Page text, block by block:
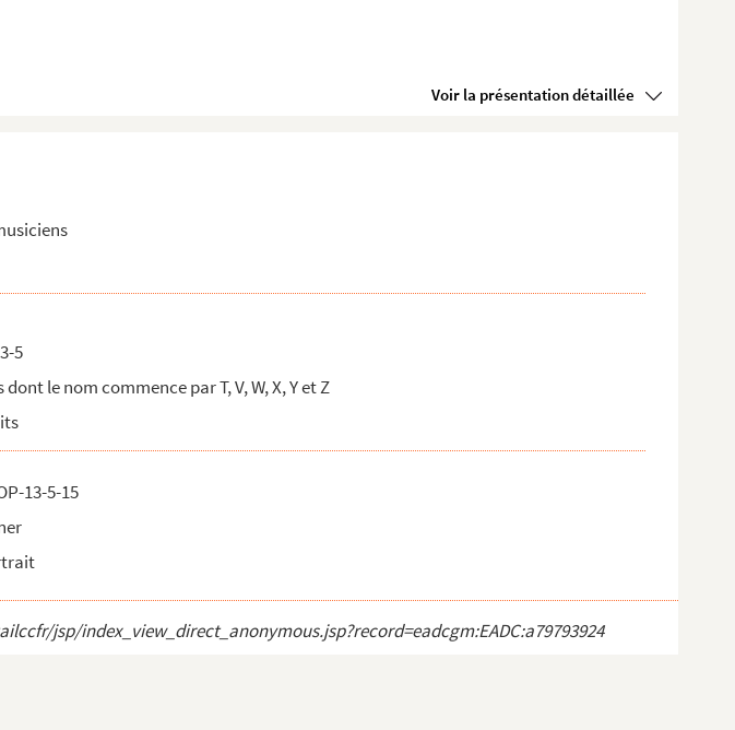
Voir la présentation détaillée
5
dont le nom commence par T, V, W, X, Y et Z
13-5-15
jsp/index_view_direct_anonymous.jsp?record=eadcgm:EADC:a79793924